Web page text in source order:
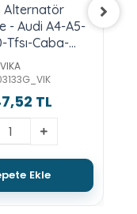
Alternatör
- Audi A4-A5-
Tfsı-Caba-
VIKA
TL
Ekle